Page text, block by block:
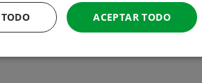
ITALIAN
DANISH
ACEPTAR TODO